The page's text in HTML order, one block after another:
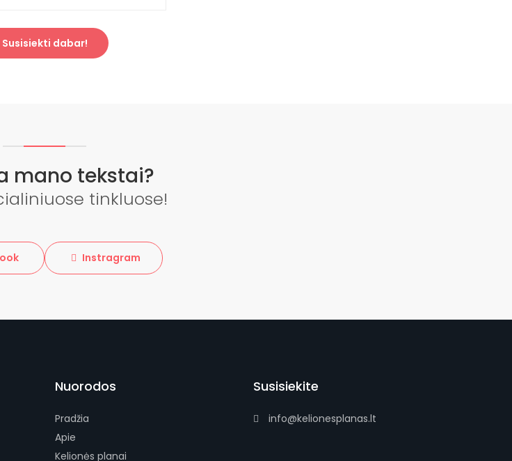
Susisiekti dabar!
mano tekstai?
tinkluose!
Instragram
Nuorodos
Pradžia
Apie
Kelionės planai
Susisiekite
info@kelionesplanas.lt